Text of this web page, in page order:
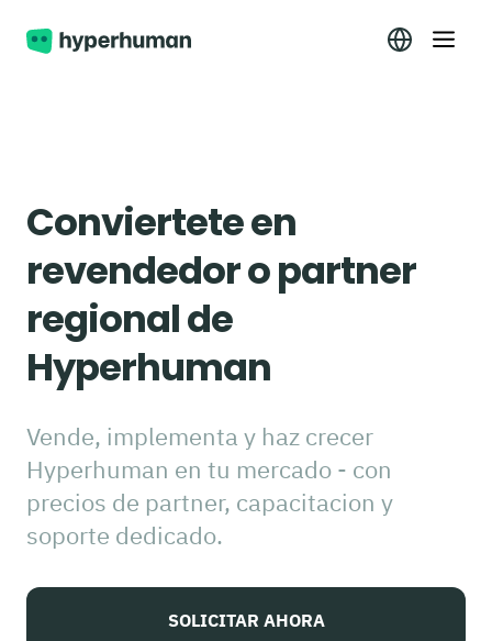
Conviertete en
revendedor o partner
regional de
Hyperhuman
Vende, implementa y haz crecer
Hyperhuman en tu mercado - con
precios de partner, capacitacion y
soporte dedicado.
SOLICITAR AHORA